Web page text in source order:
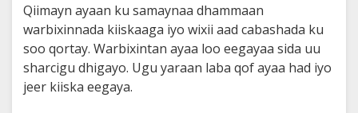
Qiimayn ayaan ku samaynaa dhammaan
warbixinnada kiiskaaga iyo wixii aad cabashada ku
soo qortay. Warbixintan ayaa loo eegayaa sida uu
sharcigu dhigayo. Ugu yaraan laba qof ayaa had iyo
jeer kiiska eegaya.